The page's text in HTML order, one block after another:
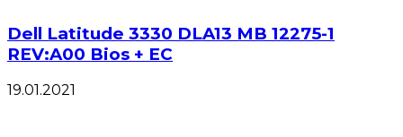
Dell Latitude 3330 DLA13 MB 12275-1
REV:A00 Bios + EC
19.01.2021